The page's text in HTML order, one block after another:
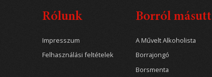
Rólunk
Impresszum
Felhasználási feltételek
Borról másutt
A Művelt Alkoholista
Borrajongó
Borsmenta